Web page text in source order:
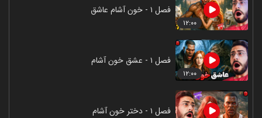
۱۲:۰۰
فصل ۱ - خون آشام عاشق
۱۲:۰۰
فصل ۱ - عشق خون آشام
فصل ۱ - دختر خون آشام